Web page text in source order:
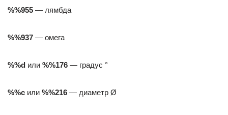
%%955 — лямбда
%%937 — омега
%%d или %%176 — градус °
%%с или %%216 — диаметр Ø